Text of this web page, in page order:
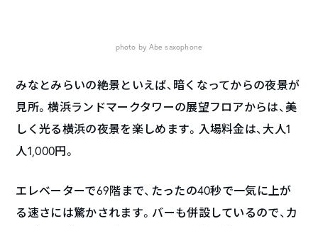
photo by Abe saxophone
みなとみらいの絶景といえば、暗くなってからの夜景が
見所。横浜ランドマークタワーの展望フロアからは、美
しく光る横浜の夜景を楽しめます。入場料金は、大人1
人1,000円。
エレベーターで69階まで、たったの40秒で一気に上が
る速さには驚かされます。バーも併設しているので、カ